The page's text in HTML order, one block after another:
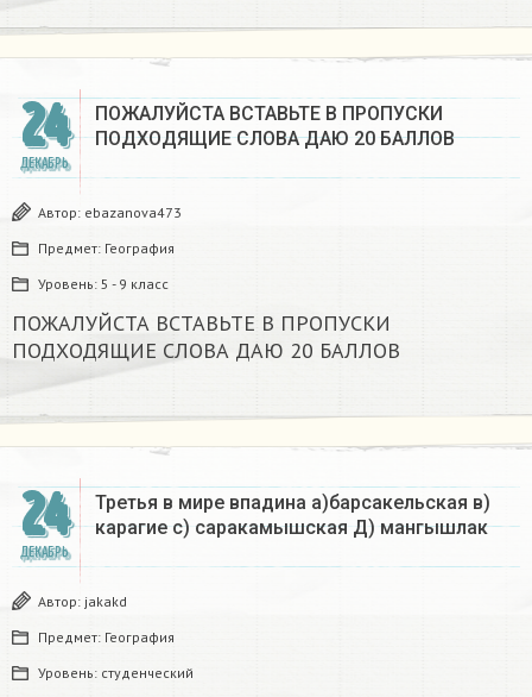
24
ДЕКАБРЬ
ПОЖАЛУЙСТА ВСТАВЬТЕ В ПРОПУСКИ
ПОДХОДЯЩИЕ СЛОВА ДАЮ 20 БАЛЛОВ​
Автор: ebazanova473
Предмет: География
Уровень: 5 - 9 класс
ПОЖАЛУЙСТА ВСТАВЬТЕ В ПРОПУСКИ
ПОДХОДЯЩИЕ СЛОВА ДАЮ 20 БАЛЛОВ​
24
ДЕКАБРЬ
Третья в мире впадина а)барсакельская в)
карагие с) саракамышская Д) мангышлак​
Автор: jakakd
Предмет: География
Уровень: студенческий